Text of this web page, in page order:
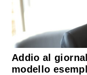
Addio al
modello